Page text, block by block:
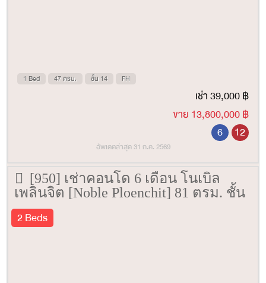
1 Bed 47 ตรม. ชั้น 14 FH
เช่า 39,000 ฿
ขาย 13,800,000 ฿
6
12
อัพเดตล่าสุด 31 ก.ค. 2569
[950] เช่าคอนโด 6 เดือน โนเบิล
เพลินจิต [Noble Ploenchit] 81 ตรม. ชั้น
25
2 Beds